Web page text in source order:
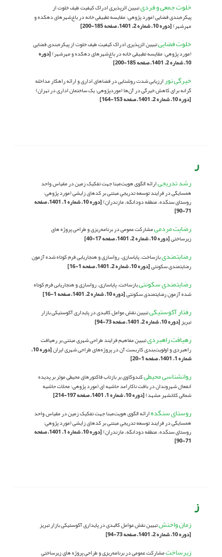
خلوت جمعی و فردیتبیین اثرپذیری ادراک کیفیت طیف خلوت از
پیکره‌بندی فضایی (مورد پژوهی: مقایسه تطبیقی خانه‌ در باغ‌‌شهرهای دهکده و
مهرشهر)[دوره 10، شماره 2، 1401، صفحه 185-200]
خلوت فضاییتبیین اثرپذیری ادراک کیفیت طیف خلوت از پیکره‌بندی فضایی
(مورد پژوهی: مقایسه تطبیقی خانه‌ در باغ‌‌شهرهای دهکده و مهرشهر)[دوره
10، شماره 2، 1401، صفحه 185-200]
خیرگی نورارزیابی شدت روشنایی در فضاهای اداری و ارائه راهکار مداخله
گرانه برای کاهش خیرگی در آن‌ها (موردپژوهی: یک ساختمان اداری در تهران)
[دوره 10، شماره 2، 1401، صفحه 153-164]
ر
رشد تدریجیارائه الگوی هویت‌مبنا جهت تفکیک زمین در مقیاس واحد
همسایگی در فرایند توسعه تدریجیِ مبتنی بر کدهای زایشی (مورد پژوهی:
روستای سنگده، منطقه دودانگه، مازندران)
[دوره 10، شماره 1، 1401، صفحه
71-90]
رضایت مردمیمشارکت عمومی در برنامه‌ریزی و طراحی پروژه های
زیرساختی[دوره 10، شماره 2، 1401، صفحه 17-40]
رضایتمندیبازساخت، پایاسازی، رواسازی و هنجاریابی فرم کوتاه شده آزمون
رضایتمندی سکونتی[دوره 10، شماره 2، 1401، صفحه 1-16]
رضایتمندی سکونتیبازساخت، پایاسازی، رواسازی و هنجاریابی فرم کوتاه
شده آزمون رضایتمندی سکونتی[دوره 10، شماره 2، 1401، صفحه 1-16]
رفتار آکوستیکیتبیین نقش عوامل کالبدی در پایداری آکوستیکی بازار
تبریز [دوره 10، شماره 2، 1401، صفحه 73-94]
رهیافت راهبردیتبیین مفاهیم فرایند طراحی شهری مبتنی بر رهیافت
راهبردی و اولویت‌بندی کاربست آن در پروژه‌های طراحی شهری ایران
[دوره 10،
شماره 1، 1401، صفحه 1-20]
روانشناسی محیطیکندوکاوی بر بازتاب فاکتورهای محیطی موثر بر پدیده
انفعال شهروندان در بافت ناکارامد حاشیه ای (مورد پژوهی: محلات حاشیه
شمالى کلانشهر مشهد)[دوره 10، شماره 1، 1401، صفحه 197-214]
روستای سنگدهارائه الگوی هویت‌مبنا جهت تفکیک زمین در مقیاس واحد
همسایگی در فرایند توسعه تدریجیِ مبتنی بر کدهای زایشی (مورد پژوهی:
روستای سنگده، منطقه دودانگه، مازندران)
[دوره 10، شماره 1، 1401، صفحه
71-90]
ز
زمان واخنشتبیین نقش عوامل کالبدی در پایداری آکوستیکی بازار تبریز
[دوره 10، شماره 2، 1401، صفحه 73-94]
زیرساختمشارکت عمومی در برنامه‌ریزی و طراحی پروژه های زیرساختی